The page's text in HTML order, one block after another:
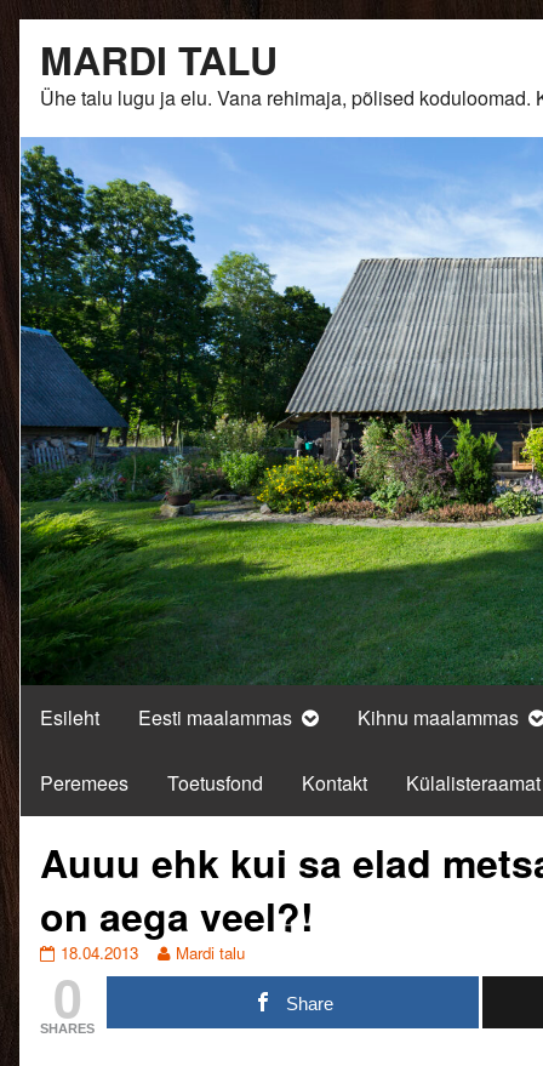
content
MARDI TALU
Ühe talu lugu ja elu. Vana rehimaja, põlised
Esileht Eesti maalammas Kihnu maalammas
Peremees Toetusfond Kontakt Külalisteraamat
Auuu ehk kui sa elad
on aega veel?!
Auuu
kui
sa
elad
18.04.2013
Read
more
Mardi talu
0
SHARES
Share